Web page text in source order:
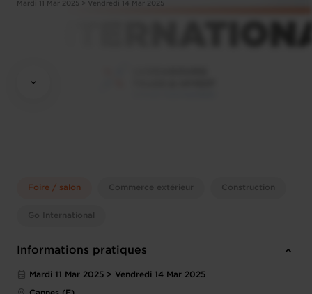
Mardi 11 Mar 2025 > Vendredi 14 Mar 2025
Foire / salon Commerce extérieur Construction
Go International
Informations pratiques
Mardi 11 Mar 2025 > Vendredi 14 Mar 2025